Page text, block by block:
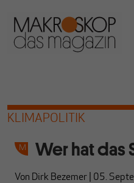
KLIMAPOLITIK
Wer hat das
Von Dirk Bezemer 05.